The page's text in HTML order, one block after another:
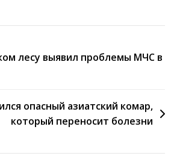
лесу выявил проблемы МЧС в
опасный азиатский комар,
который переносит болезни